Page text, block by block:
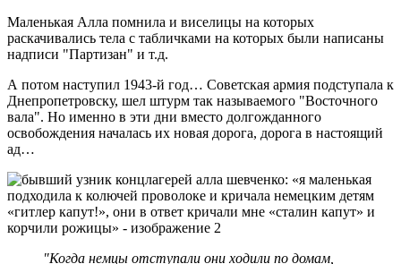
Маленькая Алла помнила и виселицы на которых
раскачивались тела с табличками на которых были написаны
надписи "Партизан" и т.д.
А потом наступил 1943-й год… Советская армия подступала к
Днепропетровску, шел штурм так называемого "Восточного
вала". Но именно в эти дни вместо долгожданного
освобождения началась их новая дорога, дорога в настоящий
ад…
"Когда немцы отступали они ходили по домам,